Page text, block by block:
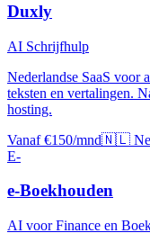
Duxly
AI Schrijfhulp
Nederlandse SaaS voor
teksten en vertalingen.
hosting.
Vanaf €150/mnd🇳🇱
E-
e-Boekhouden
AI voor Finance en